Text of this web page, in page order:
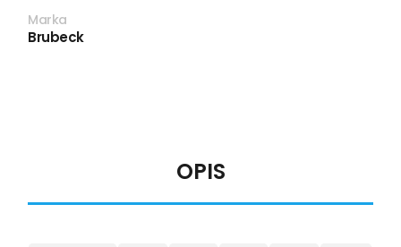
Marka
Brubeck
OPIS